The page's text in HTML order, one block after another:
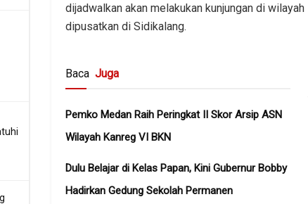
dijadwalkan akan melakukan kunjungan di
dipusatkan di Sidikalang.
Baca Juga
Pemko Medan Raih Peringkat II Skor Arsip ASN
Wilayah Kanreg VI BKN
Dulu Belajar di Kelas Papan, Kini Gubernur Bobby
Hadirkan Gedung Sekolah Permanen